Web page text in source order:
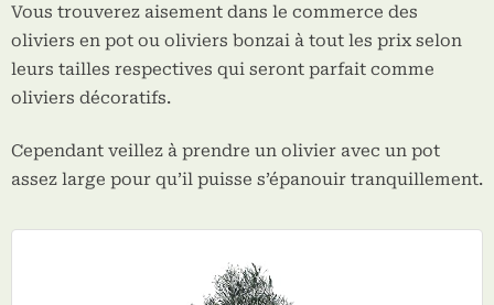
Vous trouverez aisement dans le commerce des
oliviers en pot ou oliviers bonzai à tout les prix selon
leurs tailles respectives qui seront parfait comme
oliviers décoratifs.
Cependant veillez à prendre un olivier avec un pot
assez large pour qu’il puisse s’épanouir tranquillement.